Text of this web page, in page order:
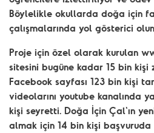
Böylelikle okullarda doğa için
çalışmalarında yol gösterici
Proje için özel olarak kurulan
sitesini bugüne kadar 15 bin
Facebook sayfası 123 bin kişi
videolarını youtube kanalında
kişi seyretti. Doğa İçin Çal'ın
almak için 14 bin kişi